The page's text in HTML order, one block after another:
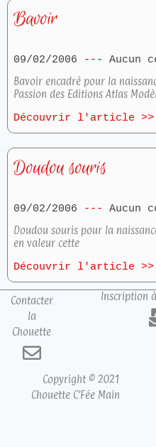
Bavoir
09/02/2006
Aucun
Bavoir encadré pour la
Passion des Editions Atlas
Découvrir l'article >>
Doudou souris
09/02/2006
Aucun
Doudou souris pour la
en valeur cette
Découvrir l'article >>
Contacter
la
Chouette
Inscription
Copyright © 2021
Chouette C’Fée Main